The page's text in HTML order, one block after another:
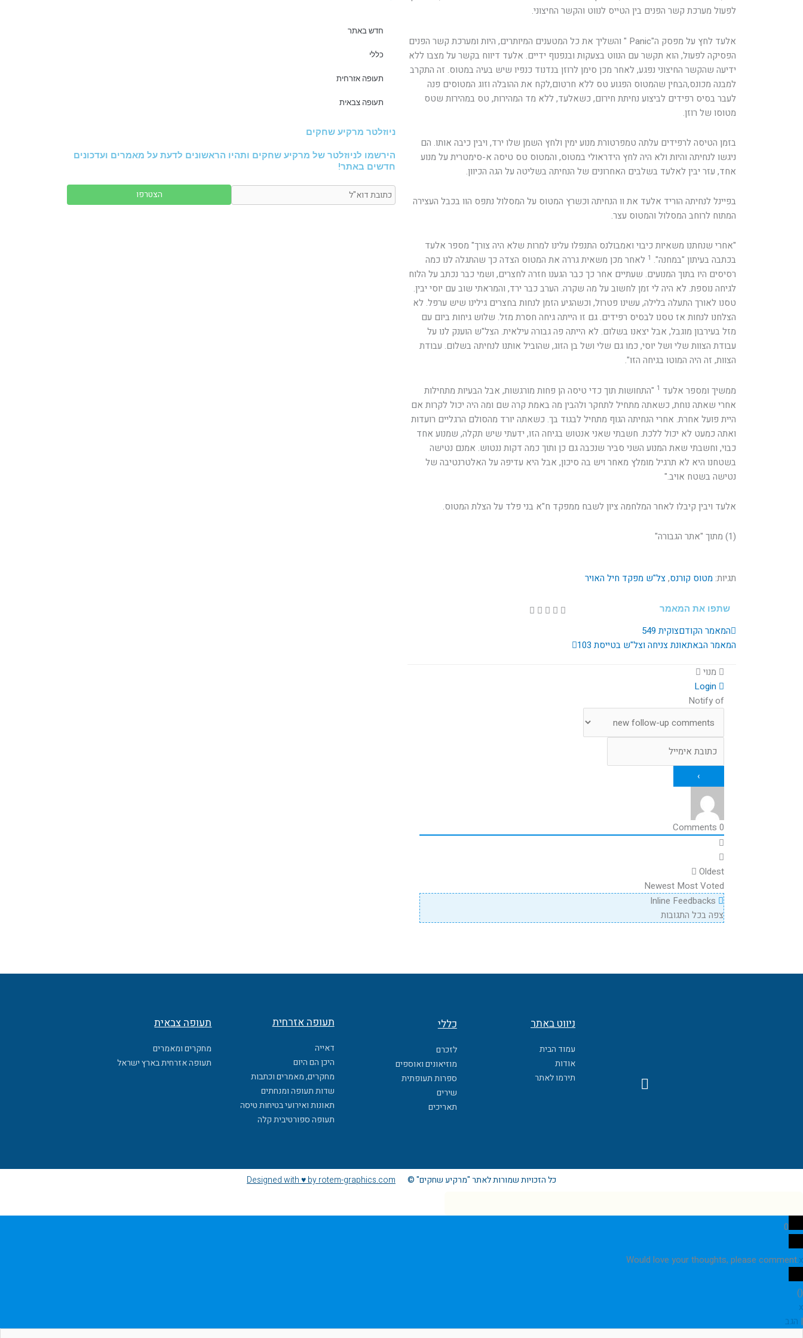
לפעול מערכת קשר הפנים בין הטייס לנווט והקשר החיצוני.
אלעד לחץ על מפסק ה"Panic " והשליך את כל המטענים המיותרים, היות ומערכת קשר הפנים
הפסיקה לפעול, הוא תקשר עם הנווט בצעקות ובנפנוף ידיים. אלעד דיווח בקשר על מצבו ללא
ידיעה שהקשר החיצוני נפגע, לאחר מכן סימן לרוזן בנדנוד כנפיו שיש בעיה במטוס. זה התקרב
למבנה מכונס,הבחין שהמטוס הפגוע טס ללא חרטום,לקח את ההובלה וזוג המטוסים פנה
לעבר בסיס רפידים לביצוע נחיתת חירום, כשאלעד, ללא מד המהירות, טס במהירות שטס
מטוסו של רוזן.
בזמן הטיסה לרפידים עלתה טמפרטורת מנוע ימין ולחץ השמן שלו ירד, ויבין כיבה אותו. הם
ניגשו לנחיתה והיות ולא היה לחץ הידראולי במטוס, והמטוס טס טיסה א-סימטרית על מנוע
אחד, עזר יבין לאלעד בשלבים האחרונים של הנחיתה בשליטה על הגה הכיוון.
בפיינל לנחיתה הוריד אלעד את וו הנחיתה וכשרץ המטוס על המסלול נתפס הוו בכבל העצירה
המתוח לרוחב המסלול והמטוס עצר.
"אחרי שנחתנו משאיות כיבוי ואמבולנס התנפלו עלינו למרות שלא היה צורך" מספר אלעד
בכתבה בעיתון "במחנה". 1 לאחר מכן משאית גררה את המטוס הצדה כך שהתגלה לנו כמה
רסיסים היו בתוך המנועים. שעתיים אחר כך כבר הגענו חזרה לחצרים, ושמי כבר נכתב על הלוח
לגיחה נוספת. לא היה לי זמן לחשוב על מה שקרה. הערב כבר ירד, והמראתי שוב עם יוסי יבין.
טסנו לאורך התעלה בלילה, עשינו פטרול, וכשהגיע הזמן לנחות בחצרים גילינו שיש ערפל. לא
הצלחנו לנחות אז טסנו לבסיס רפידים. גם זו הייתה גיחה חסרת מזל. שלוש גיחות ביום עם
מזל בעירבון מוגבל, אבל יצאנו בשלום. לא הייתה פה גבורה עילאית. הצל"ש הוענק לנו על
עבודת הצוות שלי ושל יוסי, כמו גם שלי ושל בן הזוג, שהוביל אותנו לנחיתה בשלום. עבודת
הצוות, זה היה המוטו בגיחה הזו".
ממשיך ומספר אלעד 1 "התחושות תוך כדי טיסה הן פחות מורגשות, אבל הבעיות מתחילות
אחרי שאתה נוחת, כשאתה מתחיל לתחקר ולהבין מה באמת קרה שם ומה היה יכול לקרות אם
היית פועל אחרת. אחרי הנחיתה הגוף מתחיל לבגוד בך. כשאתה יורד מהסולם הרגליים רועדות
ואתה כמעט לא יכול ללכת. חשבתי שאני אנטוש בגיחה הזו, ידעתי שיש תקלה, שמנוע אחד
כבוי, וחשבתי שאת המנוע השני סביר שנכבה גם כן ותוך כמה דקות ננטוש. אמנם נטישה
בשטחנו היא לא תרגיל מומלץ מאחר ויש בה סיכון, אבל היא עדיפה על האלטרנטיבה של
נטישה בשטח אויב."
אלעד ויבין קיבלו לאחר המלחמה ציון לשבח ממפקד ח"א בני פלד על הצלת המטוס.
(1) מתוך "אתר הגבורה"
תגיות: מטוס קורנס,צל"ש מפקד חיל האויר
שתפו את המאמר
קודם
המאמר הקודםצוקית 549
המאמר הבאתאונת צניחה וצל"ש בטייסת 103
מנוי
Notify of
0
Oldest
Newest Most Voted
צפה בכל התגובות
חדש באתר
כללי
תעופה אזרחית
תעופה צבאית
ניוזלטר מרקיע שחקים
הירשמו לניוזלטר של מרקיע שחקים ותהיו הראשונים לדעת על מאמרים ועדכונים
חדשים באתר!
F
a
o
ניווט באתר
עמוד הבית
אודות
תירמו לאתר
כללי
לזכרם
מוזיאונים ואוספים
ספרות תעופתית
שירים
תאריכים
תעופה אזרחית
דאייה
היכן הם היום
מחקרים, מאמרים וכתבות
שדות תעופה ומנחתים
תאונות ואירועי בטיחות טיסה
תעופה ספורטיבית קלה
תעופה צבאית
מחקרים ומאמרים
תעופה אזרחית בארץ ישראל
כל הזכויות שמורות לאתר "מרקיע שחקים" © Designed with ♥ by rotem-graphics.com
0
Would love your thoughts, please comment.x
(
)
x
| הגב